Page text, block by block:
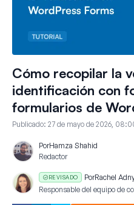
Cómo recopilar la
identificación con
formularios de
Publicado: 27 de mayo de 2026,
PorHamza Shahid
Redactor
REVISADO PorRachel
Responsable del equipo de